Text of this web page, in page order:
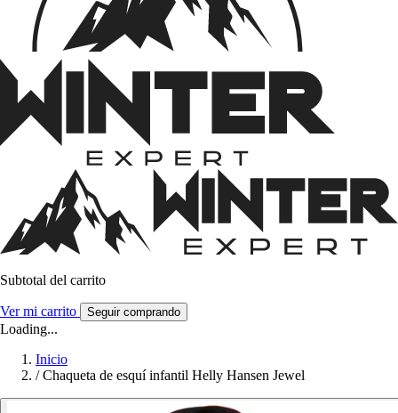
Subtotal del carrito
Ver mi carrito Seguir comprando
Loading...
Inicio
/ Chaqueta de esquí infantil Helly Hansen Jewel